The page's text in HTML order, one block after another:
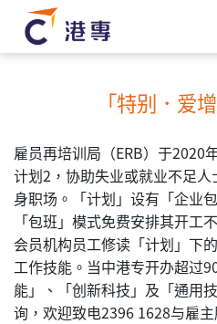
「特别．爱
雇员再培训局（ERB）于2020
计划2，协助失业或就业不足
身职场。「计划」设有「企业
「包班」模式免费安排其开工
会员机构员工修读「计划」下
工作技能。当中港专开办超过
能」、「创新科技」及「通用
询，欢迎致电2396 1628与雇主